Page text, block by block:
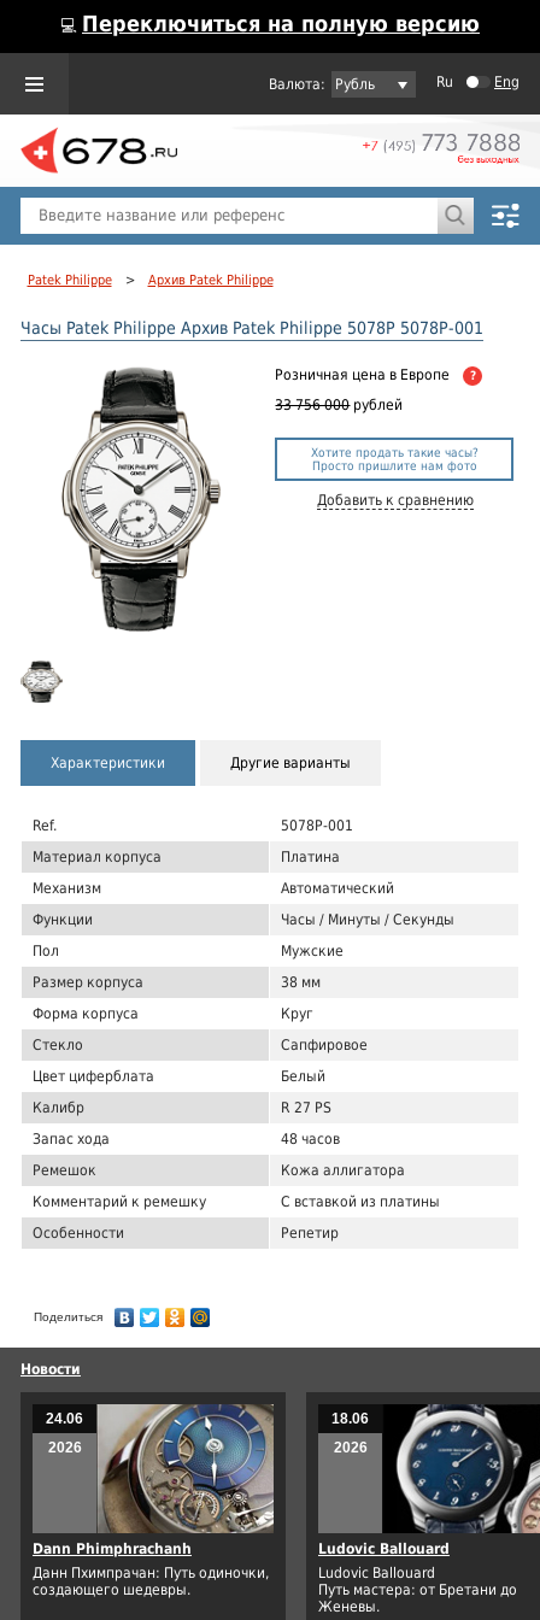
💻 Переключиться на полную версию
Рубль Ru Eng
Patek Philippe > Архив Patek Philippe
Часы Patek Philippe Архив Patek Philippe 5078P 5078P-001
Розничная цена в Европе ?
33 756 000 рублей
Хотите продать такие часы?
Просто пришлите нам фото
Добавить к сравнению
Характеристики Другие варианты
Ref.
5078P-001
Материал корпуса
Платина
Механизм
Автоматический
Функции
Часы / Минуты / Секунды
Пол
Мужские
Размер корпуса
38 мм
Форма корпуса
Круг
Стекло
Сапфировое
Цвет циферблата
Белый
Калибр
R 27 PS
Запас хода
48 часов
Ремешок
Кожа аллигатора
Комментарий к ремешку
С вставкой из платины
Особенности
Репетир
Поделиться
Новости
24.06
2026
Dann Phimphrachanh
Данн Пхимпрачан: Путь одиночки,
создающего шедевры.
18.06
2026
Ludovic Ballouard
Ludovic Ballouard
Путь мастера: от Бретани до
Женевы.